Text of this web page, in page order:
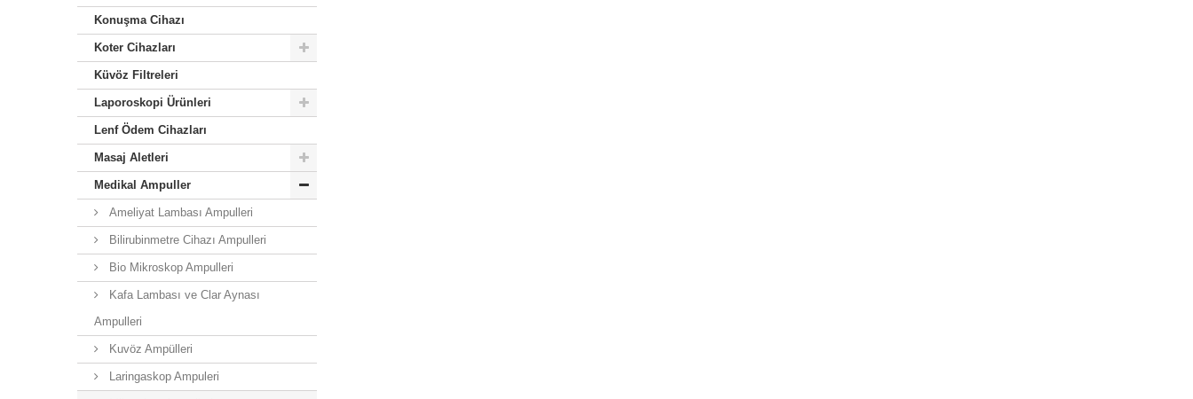
Konuşma Cihazı
Koter Cihazları
Küvöz Filtreleri
Laporoskopi Ürünleri
Lenf Ödem Cihazları
Masaj Aletleri
Medikal Ampuller
Ameliyat Lambası Ampulleri
Bilirubinmetre Cihazı Ampulleri
Bio Mikroskop Ampulleri
Kafa Lambası ve Clar Aynası
Ampulleri
Kuvöz Ampülleri
Laringaskop Ampuleri